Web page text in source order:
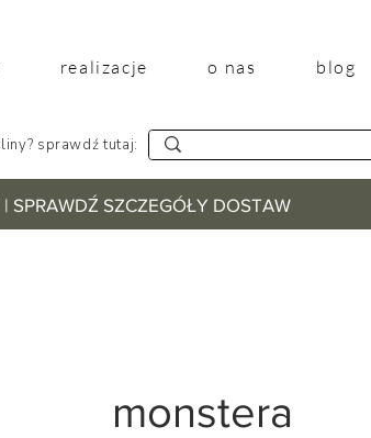
realizacje o nas blog
sprawdź tutaj:
SPRAWDŹ SZCZEGÓŁY DOSTAW
monstera